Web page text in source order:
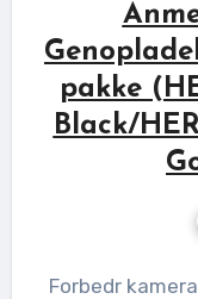
pakke
Black/
Forbedr